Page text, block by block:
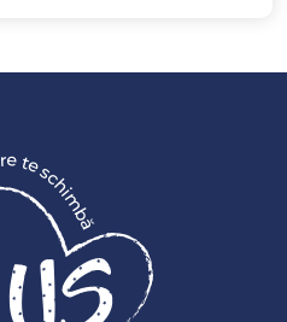
re t
es
c
h
i
m
b
ă